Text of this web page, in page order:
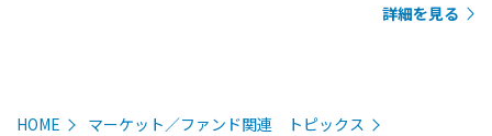
詳細を見る
HOME
マーケット／ファンド関連 トピックス